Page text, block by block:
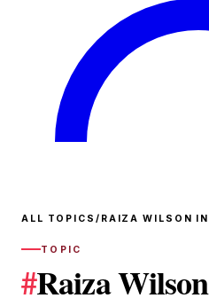
ALL TOPICS / RAIZA WILSON
TOPIC
#Raiza